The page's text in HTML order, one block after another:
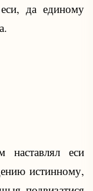
да единому
наставлял еси
истинному,